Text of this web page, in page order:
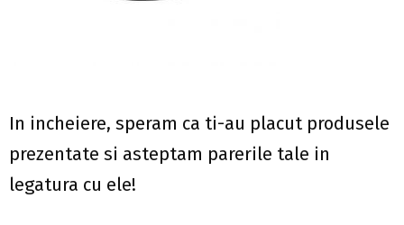
In incheiere, speram ca ti-au placut produsele
prezentate si asteptam parerile tale in
legatura cu ele!